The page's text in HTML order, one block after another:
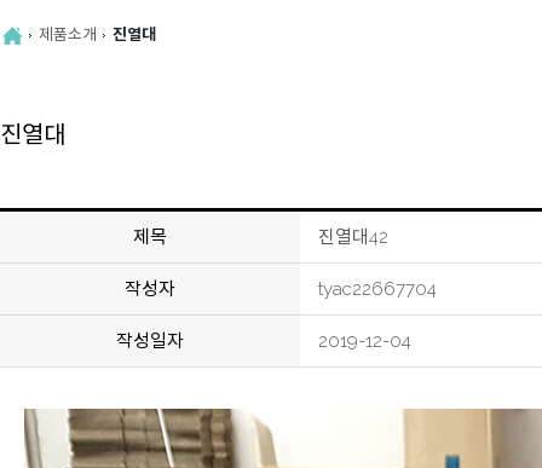
연혁제품소개 진열대
진열대
제목 진열대42
작성자 tyac22667704
작성일자 2019-12-04